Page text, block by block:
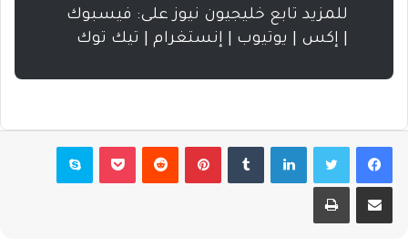
للمزيد تابع خليجيون نيوز على: فيسبوك
| إكس | يوتيوب | إنستغرام | تيك توك
فيسبوكتويتر لينكدإن بينتيريست بوكيت سكايب
مشاركة عبر البريد طباعة